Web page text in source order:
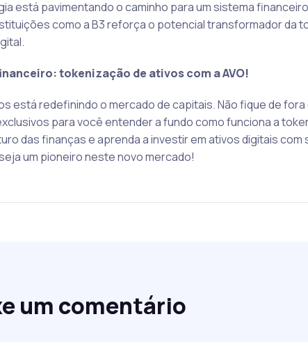
está pavimentando o caminho para um sistema
como a B3 reforça o potencial transformador da
tokenização de ativos com a AVO!
está redefinindo o mercado de capitais. Não fique de
para você entender a fundo como funciona a
das finanças e aprenda a investir em ativos digitais
um pioneiro neste novo mercado!
um comentário